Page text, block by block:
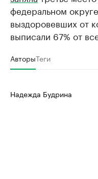
федеральном
выздоровевших от
выписали 67% от
АвторыТеги
Надежда Будрина